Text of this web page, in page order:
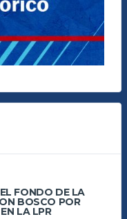
FONDO DE LA
BOSCO POR
LA LPR